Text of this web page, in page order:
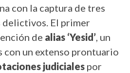
con la captura de tres
El primer
de alias ‘Yesid’, un
con un extenso prontuario
judiciales por